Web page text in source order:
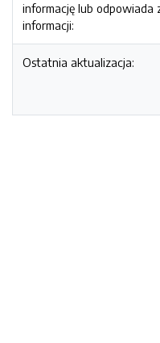
informację lub odpowiada
informacji:
Ostatnia aktualizacja: